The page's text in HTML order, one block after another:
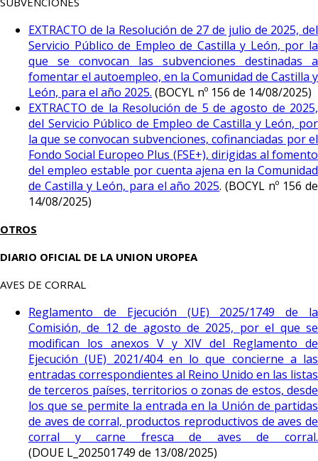
EXTRACTO de la Resolución de 27 de julio de 2025, del
Servicio Público de Empleo de Castilla y León, por la
que se convocan las subvenciones destinadas a
fomentar el autoempleo, en la Comunidad de Castilla y
León, para el año 2025. (BOCYL nº 156 de 14/08/2025)
EXTRACTO de la Resolución de 5 de agosto de 2025,
del Servicio Público de Empleo de Castilla y León, por
la que se convocan subvenciones, cofinanciadas por el
Fondo Social Europeo Plus (FSE+), dirigidas al fomento
del empleo estable por cuenta ajena en la Comunidad
de Castilla y León, para el año 2025. (BOCYL nº 156 de
14/08/2025)
OTROS
DIARIO OFICIAL DE LA UNION UROPEA
AVES DE CORRAL
Reglamento de Ejecución (UE) 2025/1749 de la
Comisión, de 12 de agosto de 2025, por el que se
modifican los anexos V y XIV del Reglamento de
Ejecución (UE) 2021/404 en lo que concierne a las
entradas correspondientes al Reino Unido en las listas
de terceros países, territorios o zonas de estos, desde
los que se permite la entrada en la Unión de partidas
de aves de corral, productos reproductivos de aves de
corral y carne fresca de aves de corral.
(DOUE L_202501749 de 13/08/2025)